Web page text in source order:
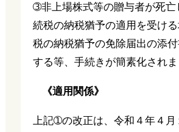
➂非上場株式等の贈与者が死亡
続税の納税猶予の適用を受け
税の納税猶予の免除届出の添
する等、手続きが簡素化されま
《適用関係》
上記➀の改正は、令和４年４